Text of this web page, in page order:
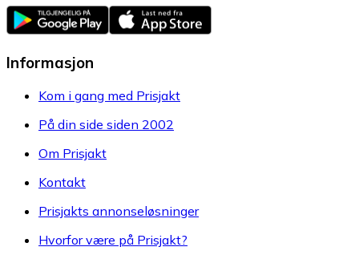
Informasjon
Kom i gang med Prisjakt
På din side siden 2002
Om Prisjakt
Kontakt
Prisjakts annonseløsninger
Hvorfor være på Prisjakt?